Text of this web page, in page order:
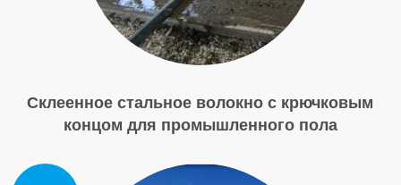
Склеенное стальное волокно с крючковым
концом для промышленного пола